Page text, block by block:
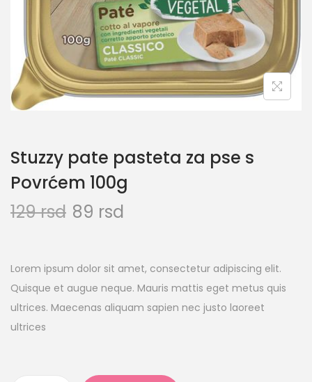
Stuzzy pate pasteta za pse s
Povrćem 100g
129rsd 89 rsd
Lorem ipsum dolor sit amet, consectetur adipiscing elit.
Quisque et augue neque. Mauris mattis eget metus quis
ultrices. Maecenas aliquam sapien nec justo laoreet
ultrices